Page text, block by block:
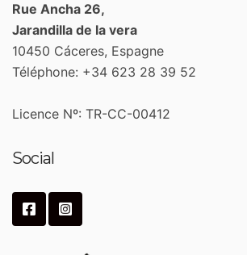
Rue Ancha 26,
Jarandilla de la vera
10450 Cáceres, Espagne
Téléphone: +34 623 28 39 52
Licence Nº: TR-CC-00412
Social